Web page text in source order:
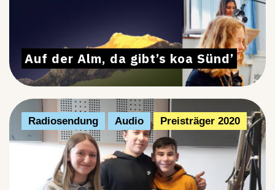
Auf der Alm, da gibt’s koa Sünd’
Radiosendung Audio Preisträger 2020